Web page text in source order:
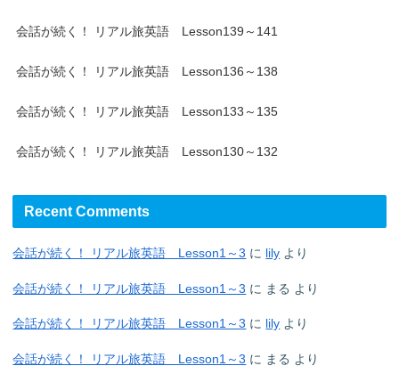
会話が続く！ リアル旅英語 Lesson139～141
会話が続く！ リアル旅英語 Lesson136～138
会話が続く！ リアル旅英語 Lesson133～135
会話が続く！ リアル旅英語 Lesson130～132
Recent Comments
会話が続く！ リアル旅英語 Lesson1～3 に lily より
会話が続く！ リアル旅英語 Lesson1～3 に まる より
会話が続く！ リアル旅英語 Lesson1～3 に lily より
会話が続く！ リアル旅英語 Lesson1～3 に まる より